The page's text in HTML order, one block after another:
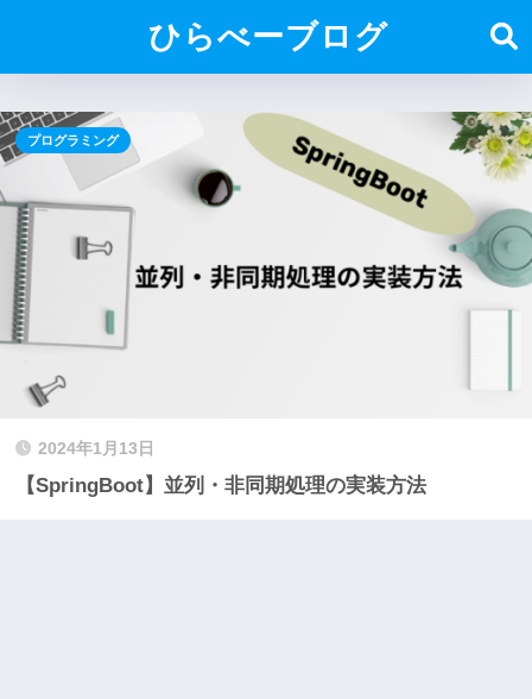
ひらべーブログ
2024年1月13日
【SpringBoot】並列・非同期処理の実装方法
プログラミング